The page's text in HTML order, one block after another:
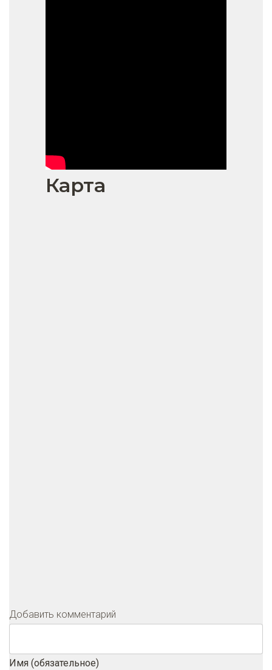
Карта
Добавить комментарий
Имя (обязательное)